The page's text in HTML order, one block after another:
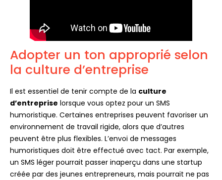
Adopter un ton approprié selon
la culture d’entreprise
Il est essentiel de tenir compte de la culture
d’entreprise lorsque vous optez pour un SMS
humoristique. Certaines entreprises peuvent favoriser un
environnement de travail rigide, alors que d’autres
peuvent être plus flexibles. L’envoi de messages
humoristiques doit être effectué avec tact. Par exemple,
un SMS léger pourrait passer inaperçu dans une startup
créée par des jeunes entrepreneurs, mais pourrait ne pas